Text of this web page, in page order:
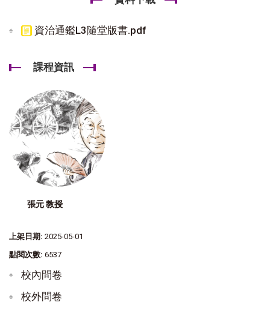
資治通鑑L3隨堂版書.pdf
課程資訊
張元 教授
上架日期: 2025-05-01
點閱次數: 6537
校內問卷
校外問卷